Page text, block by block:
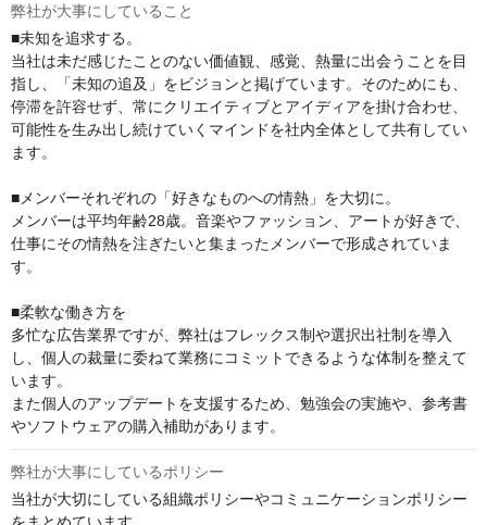
弊社が大事にしていること
■未知を追求する。
当社は未だ感じたことのない価値観、感覚、熱量に出会うことを目
指し、「未知の追及」をビジョンと掲げています。そのためにも、
停滞を許容せず、常にクリエイティブとアイディアを掛け合わせ、
可能性を生み出し続けていくマインドを社内全体として共有してい
ます。
■メンバーそれぞれの「好きなものへの情熱」を大切に。
メンバーは平均年齢28歳。音楽やファッション、アートが好きで、
仕事にその情熱を注ぎたいと集まったメンバーで形成されていま
す。
■柔軟な働き方を
多忙な広告業界ですが、弊社はフレックス制や選択出社制を導入
し、個人の裁量に委ねて業務にコミットできるような体制を整えて
います。
また個人のアップデートを支援するため、勉強会の実施や、参考書
やソフトウェアの購入補助があります。
弊社が大事にしているポリシー
当社が大切にしている組織ポリシーやコミュニケーションポリシー